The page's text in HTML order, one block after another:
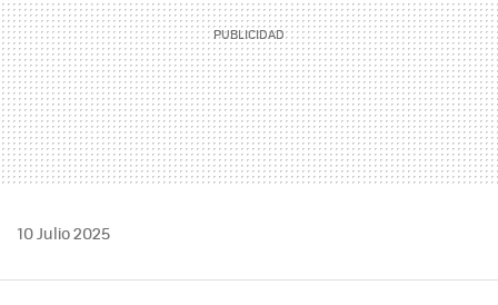
10 Julio 2025